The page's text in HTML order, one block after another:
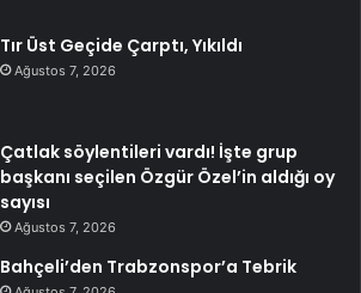
Tır Üst Geçide Çarptı, Yıkıldı
Ağustos 7, 2026
Çatlak söylentileri vardı! İşte grup
başkanı seçilen Özgür Özel’in aldığı oy
sayısı
Ağustos 7, 2026
Bahçeli’den Trabzonspor’a Tebrik